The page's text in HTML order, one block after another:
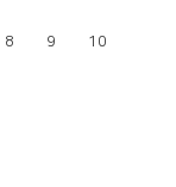
8 9 10